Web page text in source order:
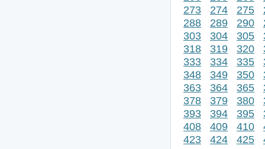
273
274 275
288
289 290
303
304 305
318
319 320
333
334 335
348
349 350
363
364 365
378
379 380
393
394 395
408
409 410
423
424 425